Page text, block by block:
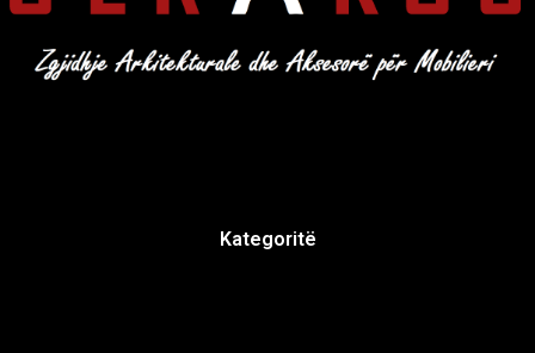
Kategoritë